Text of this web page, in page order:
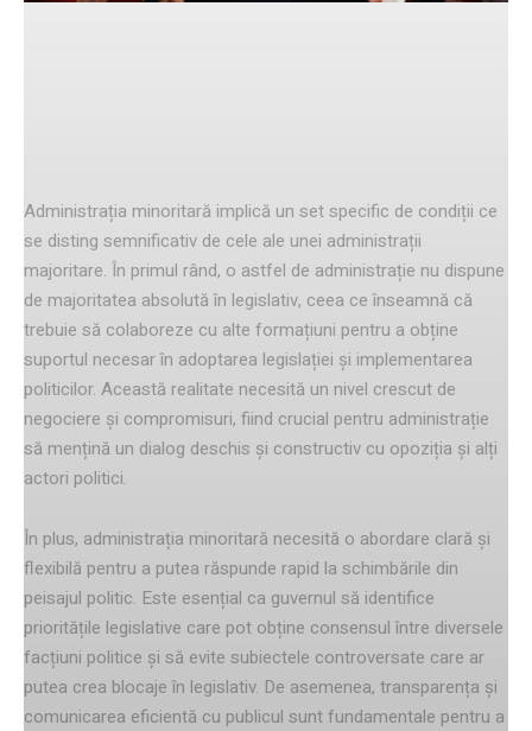
Administrația minoritară implică un set specific de condiții ce
se disting semnificativ de cele ale unei administrații
majoritare. În primul rând, o astfel de administrație nu dispune
de majoritatea absolută în legislativ, ceea ce înseamnă că
trebuie să colaboreze cu alte formațiuni pentru a obține
suportul necesar în adoptarea legislației și implementarea
politicilor. Această realitate necesită un nivel crescut de
negociere și compromisuri, fiind crucial pentru administrație
să mențină un dialog deschis și constructiv cu opoziția și alți
actori politici.
În plus, administrația minoritară necesită o abordare clară și
flexibilă pentru a putea răspunde rapid la schimbările din
peisajul politic. Este esențial ca guvernul să identifice
prioritățile legislative care pot obține consensul între diversele
facțiuni politice și să evite subiectele controversate care ar
putea crea blocaje în legislativ. De asemenea, transparența și
comunicarea eficientă cu publicul sunt fundamentale pentru a